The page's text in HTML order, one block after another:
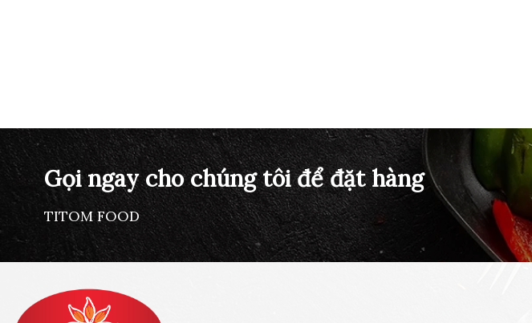
Gọi ngay cho chúng tôi để đặt hàng
TITOM FOOD